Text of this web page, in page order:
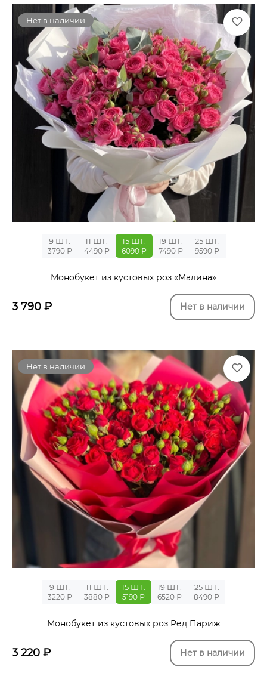
Нет в наличии
9 ШТ.
3790 ₽
11 ШТ.
4490 ₽
15 ШТ.
6090 ₽
19 ШТ.
7490 ₽
25 ШТ.
9590 ₽
Монобукет из кустовых роз «Малина»
3 790 ₽ Нет в наличии
Нет в наличии
9 ШТ.
3220 ₽
11 ШТ.
3880 ₽
15 ШТ.
5190 ₽
19 ШТ.
6520 ₽
25 ШТ.
8490 ₽
Монобукет из кустовых роз Ред Париж
3 220 ₽ Нет в наличии